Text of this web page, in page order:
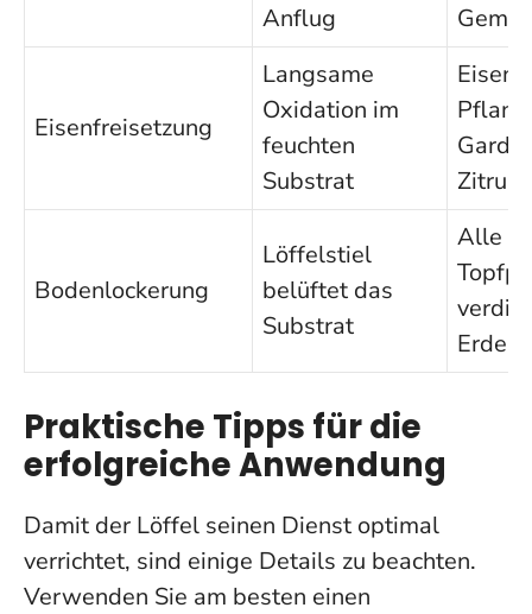
Anflug
Eisenfreisetzung
Langsame
Oxidation im
feuchten
Substrat
Bodenlockerung
Löffelstiel
belüftet das
Substrat
Alle
Erde
Praktische Tipps für die
erfolgreiche Anwendung
Damit der Löffel seinen Dienst optimal
verrichtet, sind einige Details zu beachten.
Verwenden Sie am besten einen